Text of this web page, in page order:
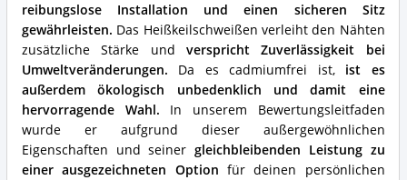
reibungslose Installation und einen sicheren Sitz
gewährleisten. Das Heißkeilschweißen verleiht den Nähten
zusätzliche Stärke und verspricht Zuverlässigkeit bei
Umweltveränderungen. Da es cadmiumfrei ist, ist es
außerdem ökologisch unbedenklich und damit eine
hervorragende Wahl. In unserem Bewertungsleitfaden
wurde er aufgrund dieser außergewöhnlichen
Eigenschaften und seinergleichbleibenden Leistung zu
einer ausgezeichneten Option für deinen persönlichen